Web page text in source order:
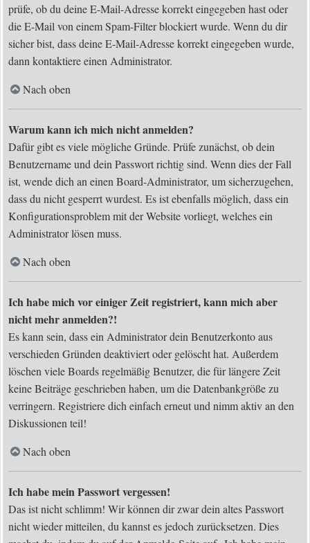
prüfe, ob du deine E-Mail-Adresse korrekt eingegeben hast oder
die E-Mail von einem Spam-Filter blockiert wurde. Wenn du dir
sicher bist, dass deine E-Mail-Adresse korrekt eingegeben wurde,
dann kontaktiere einen Administrator.
Nach oben
Warum kann ich mich nicht anmelden?
Dafür gibt es viele mögliche Gründe. Prüfe zunächst, ob dein
Benutzername und dein Passwort richtig sind. Wenn dies der Fall
ist, wende dich an einen Board-Administrator, um sicherzugehen,
dass du nicht gesperrt wurdest. Es ist ebenfalls möglich, dass ein
Konfigurationsproblem mit der Website vorliegt, welches ein
Administrator lösen muss.
Nach oben
Ich habe mich vor einiger Zeit registriert, kann mich aber
nicht mehr anmelden?!
Es kann sein, dass ein Administrator dein Benutzerkonto aus
verschieden Gründen deaktiviert oder gelöscht hat. Außerdem
löschen viele Boards regelmäßig Benutzer, die für längere Zeit
keine Beiträge geschrieben haben, um die Datenbankgröße zu
verringern. Registriere dich einfach erneut und nimm aktiv an den
Diskussionen teil!
Nach oben
Ich habe mein Passwort vergessen!
Das ist nicht schlimm! Wir können dir zwar dein altes Passwort
nicht wieder mitteilen, du kannst es jedoch zurücksetzen. Dies